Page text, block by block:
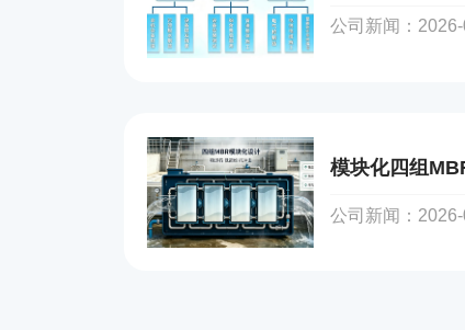
公司新闻：
模块化四组
公司新闻：